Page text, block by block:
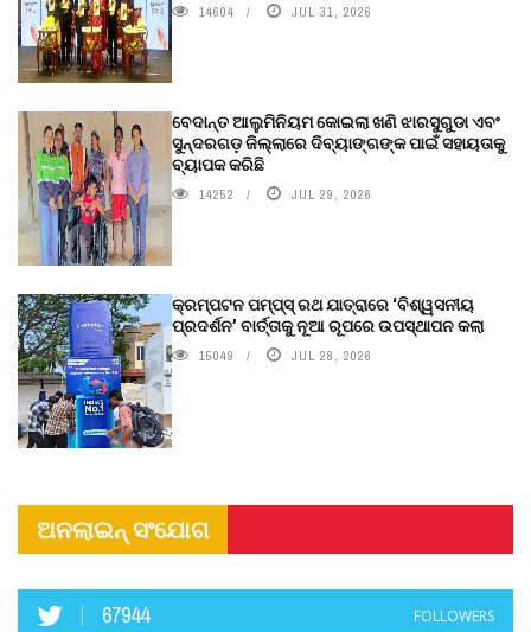
14604 JUL 31, 2026
ବେଦାନ୍ତ ଆଲୁମିନିୟମ କୋଇଲା ଖଣି ଝାରସୁଗୁଡା ଏବଂ
ସୁନ୍ଦରଗଡ଼ ଜିଲ୍ଲାରେ ଦିବ୍ୟାଙ୍ଗଙ୍କ ପାଇଁ ସହାୟତାକୁ
ବ୍ୟାପକ କରିଛି
14252 JUL 29, 2026
କ୍ରମ୍ପଟନ ପମ୍ପ୍‌ସ୍‌ ରଥ ଯାତ୍ରାରେ ‘ବିଶ୍ୱସନୀୟ
ପ୍ରଦର୍ଶନ’ ବାର୍ତ୍ତାକୁ ନୂଆ ରୂପରେ ଉପସ୍ଥାପନ କଲା
15049 JUL 28, 2026
ଅନଲାଇନ୍ ସଂଯୋଗ
67944 FOLLOWERS